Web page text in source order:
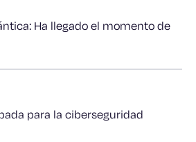
Ha llegado el momento de
para la ciberseguridad